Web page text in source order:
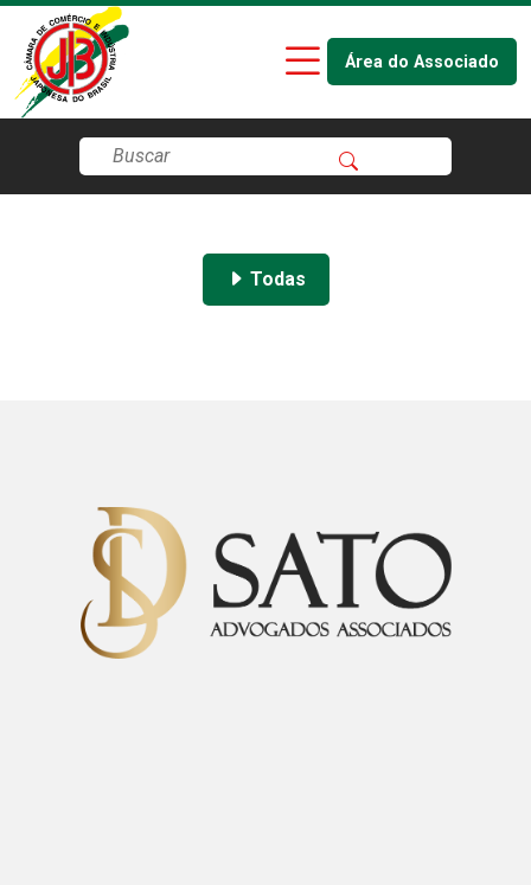
Área do Associado
Todas